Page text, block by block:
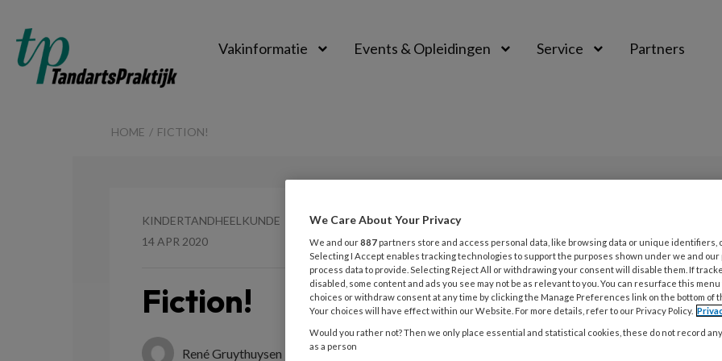
Vakinformatie Events & Opleidingen Service Partners
HOME FICTION!
KINDERTANDHEELKUNDE
14 APR 2020
Opslaan Reacties 0 Delen
Fiction!
René Gruythuysen
5
We Care About Your Privacy
We and our887 partners store and access personal data, like browsing data or unique identifiers,
Selecting I Accept enables tracking technologies to support the purposes shown under we and
process data to provide. Selecting Reject All or withdrawing your consent will disable them. If
disabled, some content and ads you see may not be as relevant to you. You can resurface this
choices or withdraw consent at any time by clicking the Manage Preferences link on the bottom of
Your choices will have effect within our Website. For more details, refer to our Privacy Policy.
Would you rather not? Then we only place essential and statistical cookies, these do not record
as a person